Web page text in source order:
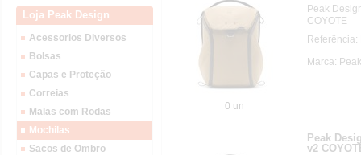
Loja Peak Design
Acessorios Diversos
Bolsas
Capas e Proteção
Correias
Malas com Rodas
Mochilas
Sacos de Ombro
0 un
Peak
COYOTE
Referência:
Marca:
Peak
v2